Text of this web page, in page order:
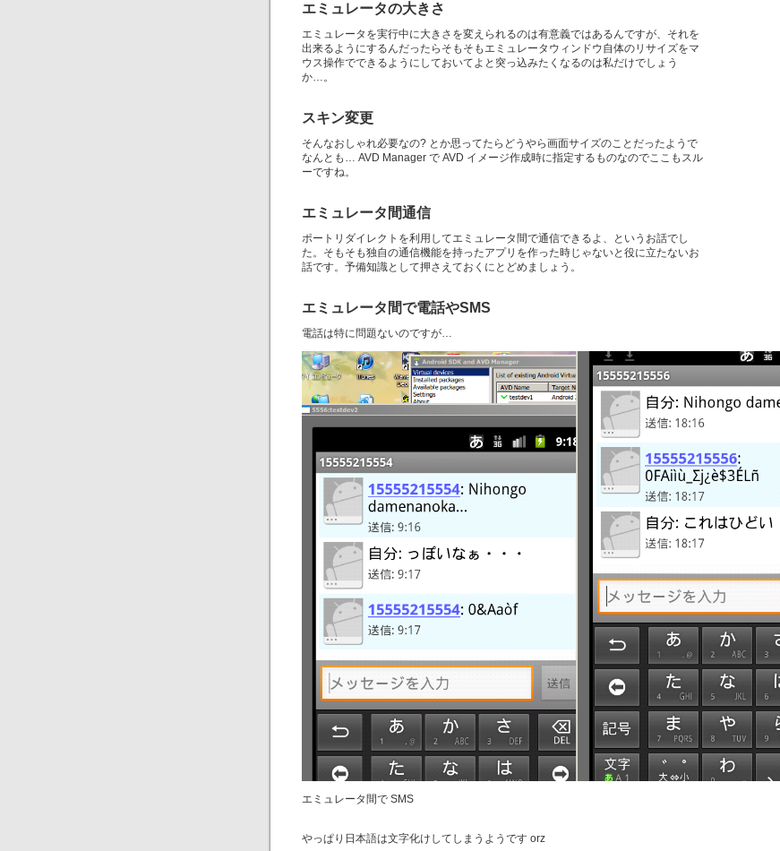
エミュレータの大きさ
エミュレータを実行中に大きさを変えられるのは有意義ではあるんですが、それを
出来るようにするんだったらそもそもエミュレータウィンドウ自体のリサイズをマ
ウス操作でできるようにしておいてよと突っ込みたくなるのは私だけでしょう
か…。
スキン変更
そんなおしゃれ必要なの? とか思ってたらどうやら画面サイズのことだったようで
なんとも… AVD Manager で AVD イメージ作成時に指定するものなのでここもスル
ーですね。
エミュレータ間通信
ポートリダイレクトを利用してエミュレータ間で通信できるよ、というお話でし
た。そもそも独自の通信機能を持ったアプリを作った時じゃないと役に立たないお
話です。予備知識として押さえておくにとどめましょう。
エミュレータ間で電話やSMS
電話は特に問題ないのですが…
エミュレータ間で SMS
やっぱり日本語は文字化けしてしまうようです orz